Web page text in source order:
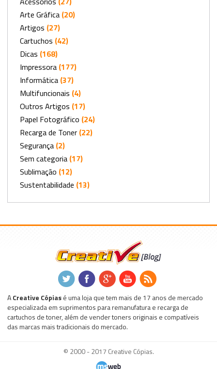
Arte Gráfica (20)
Artigos (27)
Cartuchos (42)
Dicas (168)
Impressora (177)
Informática (37)
Multifuncionais (4)
Outros Artigos (17)
Papel Fotográfico (24)
Recarga de Toner (22)
Segurança (2)
Sem categoria (17)
Sublimação (12)
Sustentabilidade (13)
. . . . .
ACreative Cópiasé uma loja que tem mais de 17 anos de mercado
especializada em suprimentos para remanufatura e recarga de
cartuchos de toner, além de vender toners originais e compatíveis
das marcas mais tradicionais do mercado.
© 2000 - 2017 Creative Cópias.